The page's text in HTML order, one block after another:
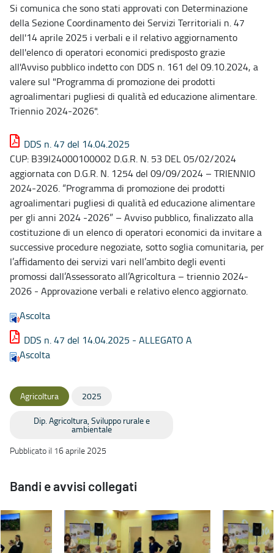
Si comunica che sono stati approvati con Determinazione
della Sezione Coordinamento dei Servizi Territoriali n. 47
dell'14 aprile 2025 i verbali e il relativo aggiornamento
dell'elenco di operatori economici predisposto grazie
all'Avviso pubblico indetto con DDS n. 161 del 09.10.2024, a
valere sul "Programma di promozione dei prodotti
agroalimentari pugliesi di qualità ed educazione alimentare.
Triennio 2024-2026".
DDS n. 47 del 14.04.2025
CUP: B39I24000100002 D.G.R. N. 53 DEL 05/02/2024
aggiornata con D.G.R. N. 1254 del 09/09/2024 – TRIENNIO
2024-2026. “Programma di promozione dei prodotti
agroalimentari pugliesi di qualità ed educazione alimentare
per gli anni 2024 -2026” – Avviso pubblico, finalizzato alla
costituzione di un elenco di operatori economici da invitare a
successive procedure negoziate, sotto soglia comunitaria, per
l’affidamento dei servizi vari nell’ambito degli eventi
promossi dall’Assessorato all’Agricoltura – triennio 2024-
2026 - Approvazione verbali e relativo elenco aggiornato.
Ascolta
DDS n. 47 del 14.04.2025 - ALLEGATO A
Ascolta
Agricoltura 2025
Dip. Agricoltura, Sviluppo rurale e
ambientale
Pubblicato il 16 aprile 2025
Bandi e avvisi collegati